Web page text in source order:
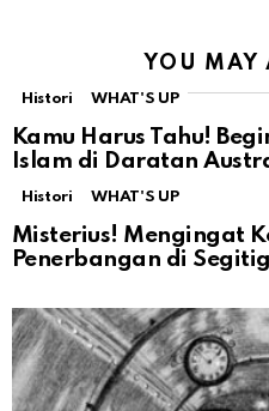
YOU MAY
Histori WHAT'S UP
Kamu Harus Tahu!
Islam di Daratan
Histori WHAT'S UP
Misterius! Mengingat
Penerbangan di